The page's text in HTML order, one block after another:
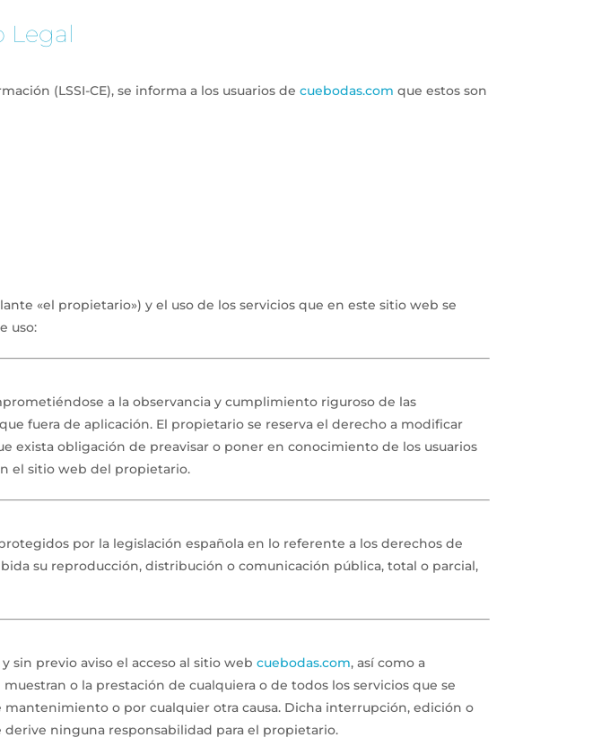
Legal
(LSSI-CE), se informa a los usuarios de cuebodas.com que estos son
«el propietario») y el uso de los servicios que en este sitio web se
uso:
a la observancia y cumplimiento riguroso de las
fuera de aplicación. El propietario se reserva el derecho a modificar
exista obligación de preavisar o poner en conocimiento de los usuarios
el sitio web del propietario.
por la legislación española en lo referente a los derechos de
su reproducción, distribución o comunicación pública, total o parcial,
sin previo aviso el acceso al sitio webcuebodas.com, así como a
o la prestación de cualquiera o de todos los servicios que se
o por cualquier otra causa. Dicha interrupción, edición o
ninguna responsabilidad para el propietario.